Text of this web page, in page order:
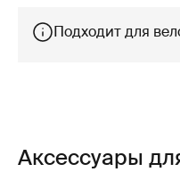
Подходит для
Аксессуары